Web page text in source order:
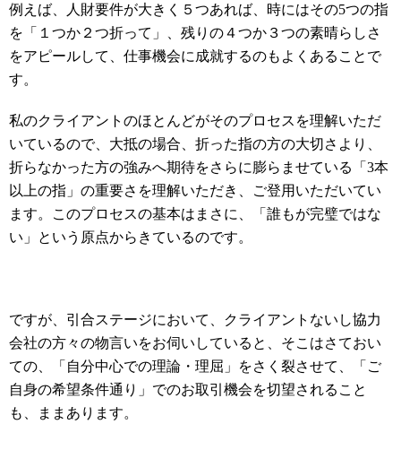
例えば、人財要件が大きく５つあれば、時にはその5つの指
を「１つか２つ折って」、残りの４つか３つの素晴らしさ
をアピールして、仕事機会に成就するのもよくあることで
す。
私のクライアントのほとんどがそのプロセスを理解いただ
いているので、大抵の場合、折った指の方の大切さより、
折らなかった方の強みへ期待をさらに膨らませている「3本
以上の指」の重要さを理解いただき、ご登用いただいてい
ます。このプロセスの基本はまさに、「誰もが完璧ではな
い」という原点からきているのです。
ですが、引合ステージにおいて、クライアントないし協力
会社の方々の物言いをお伺いしていると、そこはさておい
ての、「自分中心での理論・理屈」をさく裂させて、「ご
自身の希望条件通り」でのお取引機会を切望されること
も、ままあります。